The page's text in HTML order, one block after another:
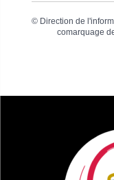
© Direction de
comarquage